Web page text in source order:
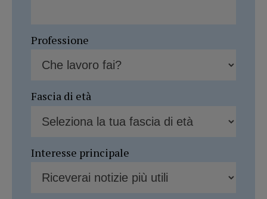
Professione
Fascia di età
Interesse principale